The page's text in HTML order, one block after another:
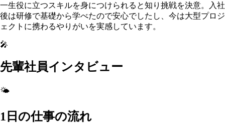
一生役に立つスキルを身につけられると知り挑戦を決意。入社
後は研修で基礎から学べたので安心でしたし、今は大型プロジ
ェクトに携わるやりがいを実感しています。
🎤
先輩社員インタビュー
🌤️
1日の仕事の流れ